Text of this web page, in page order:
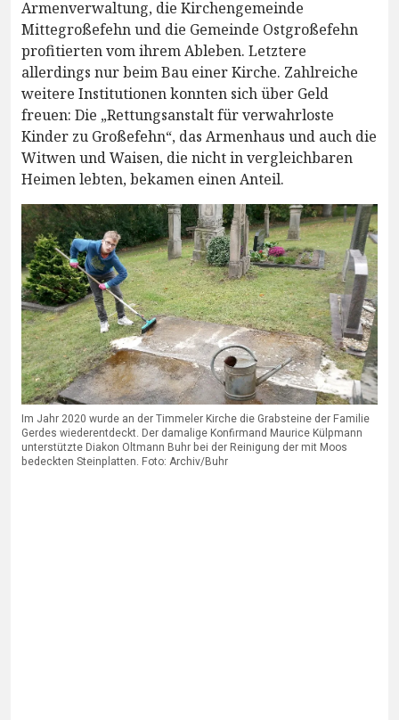
Armenverwaltung, die Kirchengemeinde
Mittegroßefehn und die Gemeinde Ostgroßefehn
profitierten vom ihrem Ableben. Letztere
allerdings nur beim Bau einer Kirche. Zahlreiche
weitere Institutionen konnten sich über Geld
freuen: Die „Rettungsanstalt für verwahrloste
Kinder zu Großefehn“, das Armenhaus und auch die
Witwen und Waisen, die nicht in vergleichbaren
Heimen lebten, bekamen einen Anteil.
Im Jahr 2020 wurde an der Timmeler Kirche die Grabsteine der Familie
Gerdes wiederentdeckt. Der damalige Konfirmand Maurice Külpmann
unterstützte Diakon Oltmann Buhr bei der Reinigung der mit Moos
bedeckten Steinplatten. Foto: Archiv/Buhr